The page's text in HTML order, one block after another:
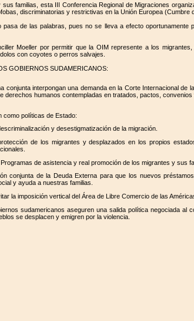
familias, esta III Conferencia Regional de Migraciones
discriminatorias y restrictivas en la Unión Europea (Cumbre
pasa de las palabras, pues no se lleva a efecto
Moeller por permitir que la OIM represente a los
con coyotes o perros salvajes.
GOBIERNOS SUDAMERICANOS:
conjunta interpongan una demanda en la Corte Internacional
derechos humanos contempladas en tratados, pactos,
como políticas de Estado:
y desestigmatización de la migración.
de los migrantes y desplazados en los propios
de asistencia y real promoción de los migrantes y sus
conjunta de la Deuda Externa para que los nuevos
y ayuda a nuestras familias.
la imposición vertical del Área de Libre Comercio de las
sudamericanos aseguren una salida política negociada
se desplacen y emigren por la violencia.